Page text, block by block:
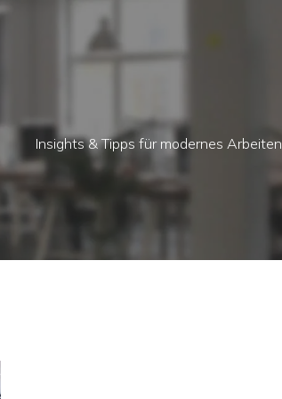
Insights & Tipps für modernes Arbeiten